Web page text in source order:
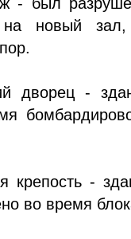
новый зал,
дворец -
крепость -
во время